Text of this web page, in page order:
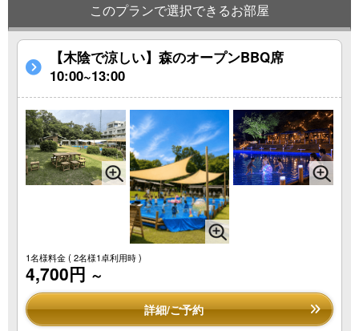
このプランで選択できるお部屋
【木陰で涼しい】森のオープンBBQ席
10:00~13:00
1名様料金( 2名様1卓利用時 )
4,700円 ～
詳細/ご予約